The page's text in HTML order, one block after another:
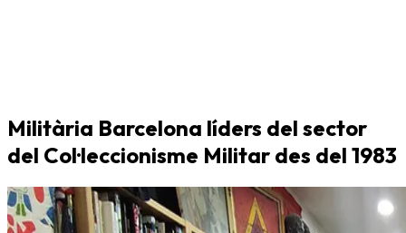
Militària Barcelona líders del sector
del Col·leccionisme Militar des del 1983